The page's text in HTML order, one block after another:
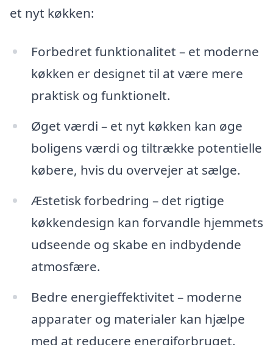
et nyt køkken:
Forbedret funktionalitet – et moderne
køkken er designet til at være mere
praktisk og funktionelt.
Øget værdi – et nyt køkken kan øge
boligens værdi og tiltrække potentielle
købere, hvis du overvejer at sælge.
Æstetisk forbedring – det rigtige
køkkendesign kan forvandle hjemmets
udseende og skabe en indbydende
atmosfære.
Bedre energieffektivitet – moderne
apparater og materialer kan hjælpe
med at reducere energiforbruget.